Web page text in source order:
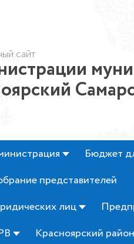
сайт
Бюджет
представителей
лиц
Красноярский район